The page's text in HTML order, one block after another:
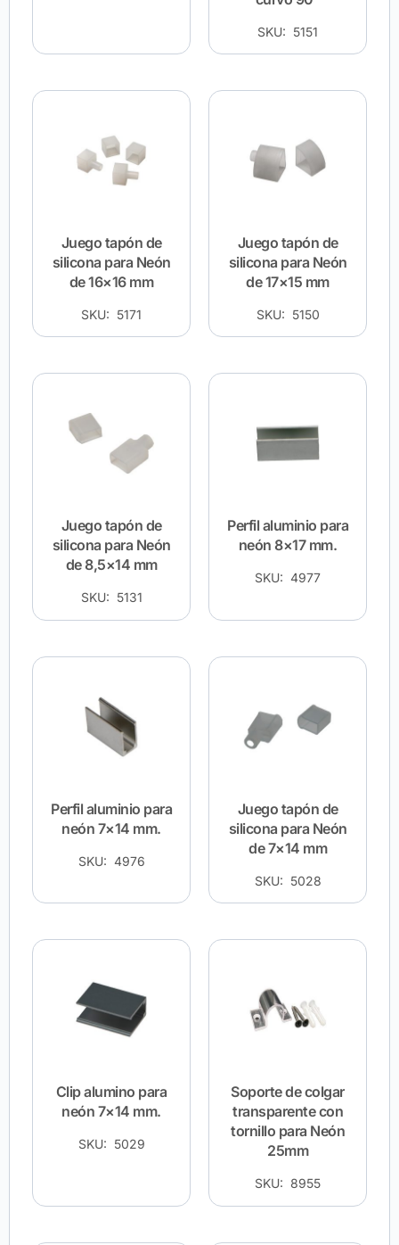
SKU: 5151
Juego tapón de
silicona para Neón
de 16×16 mm
SKU: 5171
Juego tapón de
silicona para Neón
de 17×15 mm
SKU: 5150
Juego tapón de
silicona para Neón
de 8,5×14 mm
SKU: 5131
Perfil aluminio para
neón 8×17 mm.
SKU: 4977
Perfil aluminio para
neón 7×14 mm.
SKU: 4976
Juego tapón de
silicona para Neón
de 7×14 mm
SKU: 5028
Clip alumino para
neón 7×14 mm.
SKU: 5029
Soporte de colgar
transparente con
tornillo para Neón
25mm
SKU: 8955